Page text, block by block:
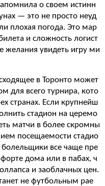
о своем истинн
— это не просто неуд
плохая погода. Это мар
и сложность логист
желания увидеть игру ми
в Торонто может
для всего турнира, кото
странах. Если крупнейш
стадион на церемо
матчи в более скромны
посещаемости стадио
болельщики все чаще пре
дома или в пабах, ч
и заоблачных цен.
не футбольным рае